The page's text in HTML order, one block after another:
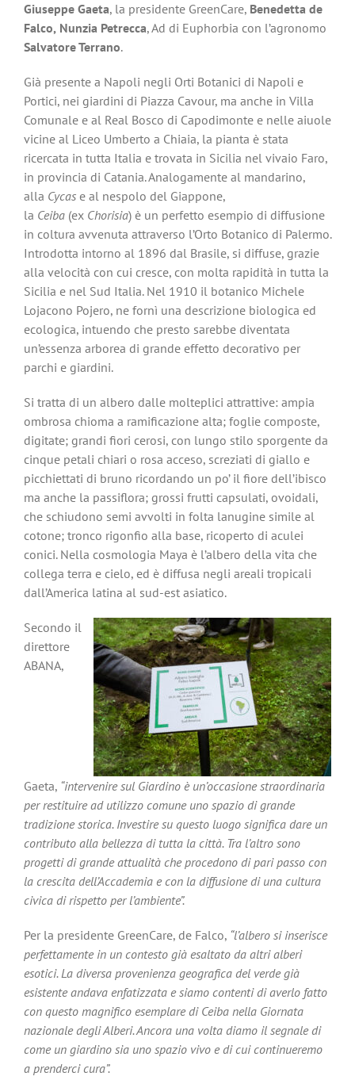
Giuseppe Gaeta, la presidente GreenCare, Benedetta de
Falco, Nunzia Petrecca, Ad di Euphorbia con l’agronomo
Salvatore Terrano.
Già presente a Napoli negli Orti Botanici di Napoli e
Portici, nei giardini di Piazza Cavour, ma anche in Villa
Comunale e al Real Bosco di Capodimonte e nelle aiuole
vicine al Liceo Umberto a Chiaia, la pianta è stata
ricercata in tutta Italia e trovata in Sicilia nel vivaio Faro,
in provincia di Catania. Analogamente al mandarino,
alla Cycase al nespolo del Giappone,
la Ceiba(ex Chorisia) è un perfetto esempio di diffusione
in coltura avvenuta attraverso l’Orto Botanico di Palermo.
Introdotta intorno al 1896 dal Brasile, si diffuse, grazie
alla velocità con cui cresce, con molta rapidità in tutta la
Sicilia e nel Sud Italia. Nel 1910 il botanico Michele
Lojacono Pojero, ne fornì una descrizione biologica ed
ecologica, intuendo che presto sarebbe diventata
un’essenza arborea di grande effetto decorativo per
parchi e giardini.
Si tratta di un albero dalle molteplici attrattive: ampia
ombrosa chioma a ramificazione alta; foglie composte,
digitate; grandi fiori cerosi, con lungo stilo sporgente da
cinque petali chiari o rosa acceso, screziati di giallo e
picchiettati di bruno ricordando un po’ il fiore dell’ibisco
ma anche la passiflora; grossi frutti capsulati, ovoidali,
che schiudono semi avvolti in folta lanugine simile al
cotone; tronco rigonfio alla base, ricoperto di aculei
conici. Nella cosmologia Maya è l’albero della vita che
collega terra e cielo, ed è diffusa negli areali tropicali
dall’America latina al sud-est asiatico.
Secondo il
direttore
ABANA,
Gaeta, “intervenire sul Giardino è un’occasione straordinaria
per restituire ad utilizzo comune uno spazio di grande
tradizione storica. Investire su questo luogo significa dare un
contributo alla bellezza di tutta la città. Tra l’altro sono
progetti di grande attualità che procedono di pari passo con
la crescita dell’Accademia e con la diffusione di una cultura
civica di rispetto per l’ambiente”.
Per la presidente GreenCare, de Falco, “l’albero si inserisce
perfettamente in un contesto già esaltato da altri alberi
esotici. La diversa provenienza geografica del verde già
esistente andava enfatizzata e siamo contenti di averlo fatto
con questo magnifico esemplare di Ceiba nella Giornata
nazionale degli Alberi. Ancora una volta diamo il segnale di
come un giardino sia uno spazio vivo e di cui continueremo
a prenderci cura”.